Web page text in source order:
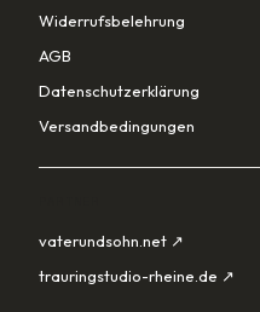
Widerrufsbelehrung
AGB
Datenschutzerklärung
Versandbedingungen
vaterundsohn.net ↗
trauringstudio-rheine.de ↗